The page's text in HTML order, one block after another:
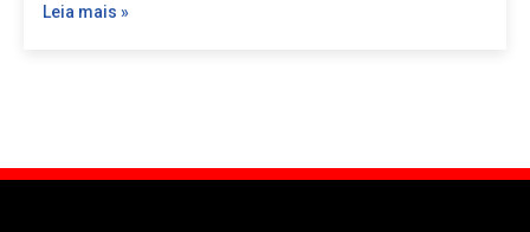
Leia mais »